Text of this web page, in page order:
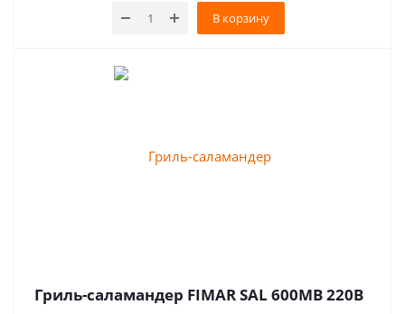
В корзину
Гриль-саламандер FIMAR SAL 600MB 220B